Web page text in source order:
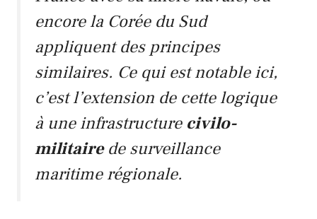
encore la Corée du Sud
appliquent des principes
similaires. Ce qui est notable ici,
c’est l’extension de cette logique
à une infrastructure civilo-
militairede surveillance
maritime régionale.